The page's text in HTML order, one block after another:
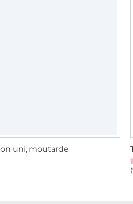
uni, moutarde